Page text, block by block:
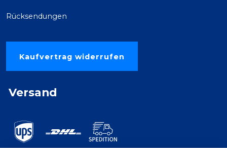
Rücksendungen
Kaufvertrag widerrufen
Versand